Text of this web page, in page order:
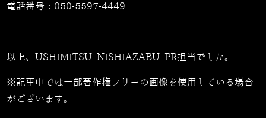
電話番号： 050-5597-4449
以上、USHIMITSU NISHIAZABU PR担当でした。
※記事中では一部著作権フリーの画像を使用している場合
がございます。